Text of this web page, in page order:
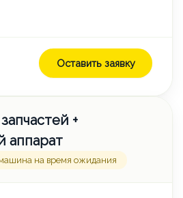
Оставить заявку
+
аппарат
на время ожидания